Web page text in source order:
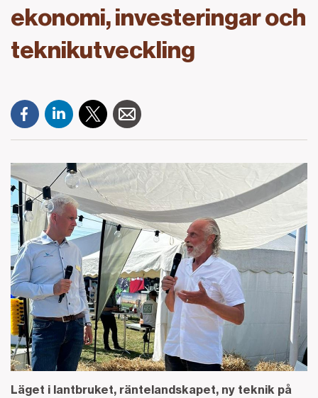
ekonomi, investeringar och
teknikutveckling
Läget i lantbruket, räntelandskapet, ny teknik på